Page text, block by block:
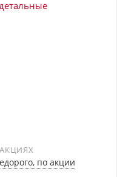
по акции